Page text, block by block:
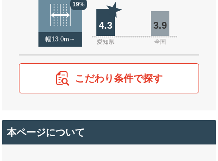
19%
幅13.0m～
4.3 3.9
愛知県 全国
こだわり条件で探す
本ページについて